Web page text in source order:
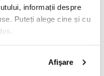
informații despre
Puteți alege cine și cu
privire la locația dvs.
Afişare